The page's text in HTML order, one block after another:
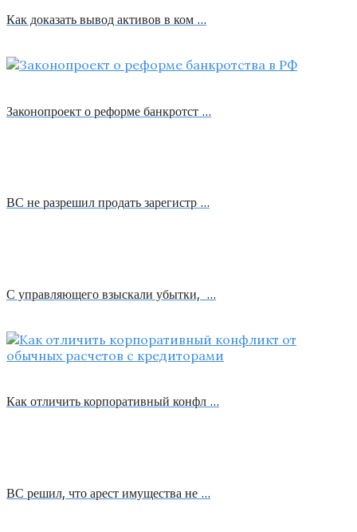
Как доказать вывод активов в ком …
Законопроект о реформе банкротст …
ВС не разрешил продать зарегистр …
С управляющего взыскали убытки, …
Как отличить корпоративный конфл …
ВС решил, что арест имущества не …